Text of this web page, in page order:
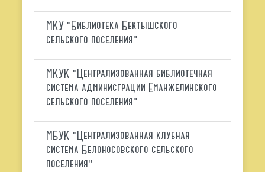
МКУ "Библиотека Бектышского
сельского поселения"
МКУК "Централизованная библиотечная
система администрации Еманжелинского
сельского поселения"
МБУК "Централизованная клубная
система Белоносовского сельского
поселения"